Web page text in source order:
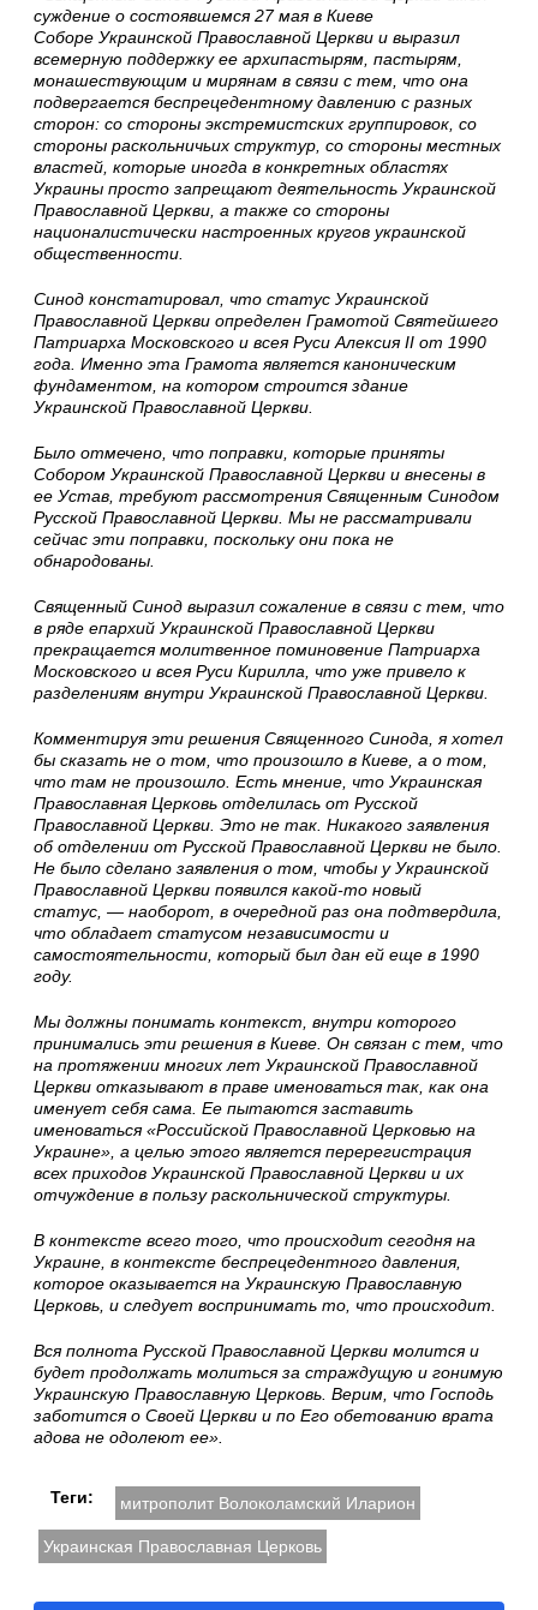
суждение о состоявшемся 27 мая в Киеве
Соборе Украинской Православной Церкви и выразил
всемерную поддержку ее архипастырям, пастырям,
монашествующим и мирянам в связи с тем, что она
подвергается беспрецедентному давлению с разных
сторон: со стороны экстремистских группировок, со
стороны раскольничьих структур, со стороны местных
властей, которые иногда в конкретных областях
Украины просто запрещают деятельность Украинской
Православной Церкви, а также со стороны
националистически настроенных кругов украинской
общественности.
Синод констатировал, что статус Украинской
Православной Церкви определен Грамотой Святейшего
Патриарха Московского и всея Руси Алексия II от 1990
года. Именно эта Грамота является каноническим
фундаментом, на котором строится здание
Украинской Православной Церкви.
Было отмечено, что поправки, которые приняты
Собором Украинской Православной Церкви и внесены в
ее Устав, требуют рассмотрения Священным Синодом
Русской Православной Церкви. Мы не рассматривали
сейчас эти поправки, поскольку они пока не
обнародованы.
Священный Синод выразил сожаление в связи с тем, что
в ряде епархий Украинской Православной Церкви
прекращается молитвенное поминовение Патриарха
Московского и всея Руси Кирилла, что уже привело к
разделениям внутри Украинской Православной Церкви.
Комментируя эти решения Священного Синода, я хотел
бы сказать не о том, что произошло в Киеве, а о том,
что там не произошло. Есть мнение, что Украинская
Православная Церковь отделилась от Русской
Православной Церкви. Это не так. Никакого заявления
об отделении от Русской Православной Церкви не было.
Не было сделано заявления о том, чтобы у Украинской
Православной Церкви появился какой-то новый
статус, — наоборот, в очередной раз она подтвердила,
что обладает статусом независимости и
самостоятельности, который был дан ей еще в 1990
году.
Мы должны понимать контекст, внутри которого
принимались эти решения в Киеве. Он связан с тем, что
на протяжении многих лет Украинской Православной
Церкви отказывают в праве именоваться так, как она
именует себя сама. Ее пытаются заставить
именоваться «Российской Православной Церковью на
Украине», а целью этого является перерегистрация
всех приходов Украинской Православной Церкви и их
отчуждение в пользу раскольнической структуры.
В контексте всего того, что происходит сегодня на
Украине, в контексте беспрецедентного давления,
которое оказывается на Украинскую Православную
Церковь, и следует воспринимать то, что происходит.
Вся полнота Русской Православной Церкви молится и
будет продолжать молиться за страждущую и гонимую
Украинскую Православную Церковь. Верим, что Господь
заботится о Своей Церкви и по Его обетованию врата
адова не одолеют ее».
Теги: митрополит Волоколамский Иларион
Украинская Православная Церковь